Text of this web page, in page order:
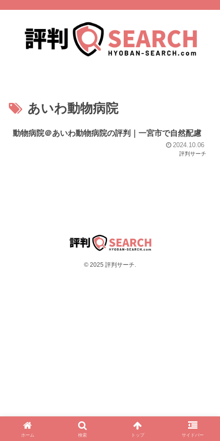
あいわ動物病院
動物病院＠あいわ動物病院の評判｜一宮市で自然配慮
2024.10.06
評判サーチ
© 2025 評判サーチ.
ホーム 検索 トップ サイドバー